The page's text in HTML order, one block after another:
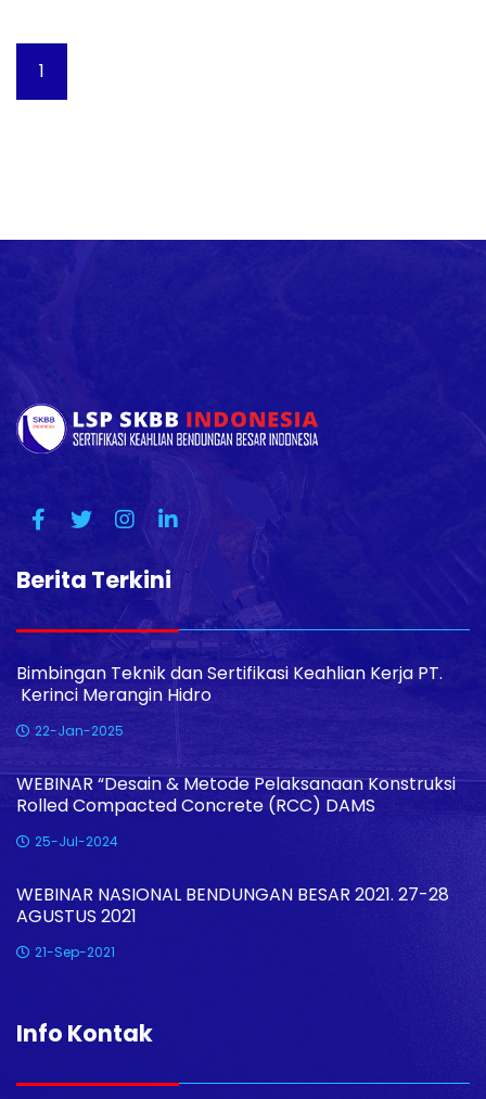
1
Berita Terkini
Bimbingan Teknik dan Sertifikasi Keahlian Kerja PT.
Kerinci Merangin Hidro
22-Jan-2025
WEBINAR “Desain & Metode Pelaksanaan Konstruksi
Rolled Compacted Concrete (RCC) DAMS
25-Jul-2024
WEBINAR NASIONAL BENDUNGAN BESAR 2021. 27-28
AGUSTUS 2021
21-Sep-2021
Info Kontak